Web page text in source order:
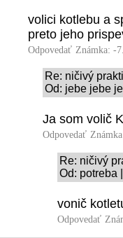
volici kotlebu a
preto jeho
Odpovedať Známka: -
Re: ničivý
Od: jebe jebe
Ja som volič
Odpovedať
Re: ničivý
Od: potreba
vonič
Odpovedať